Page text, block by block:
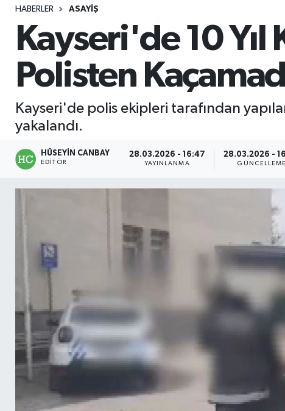
HABERLER ASAYIŞ
Kayseri'de 10 Yıl
Polisten
Kayseri'de polis ekipleri tarafından
yakalandı.
HÜSEYIN CANBAY
EDITÖR
28.03.2026 - 16:47
YAYINLANMA
28.03.2026 -
GÜNCELLEME
Seri İlan
Siyaset
Spor
Yaşam